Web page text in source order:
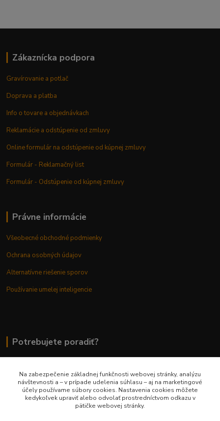
Zákaznícka podpora
Gravírovanie a potlač
Doprava a platba
Info o tovare a objednávkach
Reklamácie a odstúpenie od zmluvy
Online formulár na odstúpenie od kúpnej zmluvy
Formulár - Reklamačný list
Formulár - Odstúpenie od kúpnej zmluvy
Právne informácie
Všeobecné obchodné podmienky
Ochrana osobných údajov
Alternatívne riešenie sporov
Používanie umelej inteligencie
Potrebujete poradiť?
0948 236 042
info@margaretkashop.sk
Na zabezpečenie základnej funkčnosti webovej stránky, analýzu
návštevnosti a – v prípade udelenia súhlasu – aj na marketingové
účely používame súbory cookies. Nastavenia cookies môžete
kedykoľvek upraviť alebo odvolať prostredníctvom odkazu v
pätičke webovej stránky.